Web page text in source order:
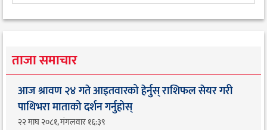
ताजा समाचार
आज श्रावण २४ गते आइतवारको हेर्नुस् राशिफल सेयर गरी
पाथिभरा माताको दर्शन गर्नुहोस्
२२ माघ २०८१, मंगलवार १६:३९